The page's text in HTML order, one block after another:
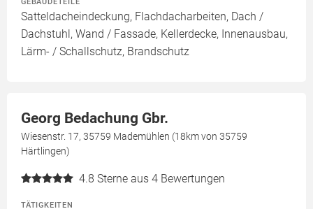
Satteldacheindeckung, Flachdacharbeiten, Dach /
Dachstuhl, Wand / Fassade, Kellerdecke, Innenausbau,
Lärm- / Schallschutz, Brandschutz
Georg Bedachung Gbr.
Wiesenstr. 17, 35759 Mademühlen (18km von 35759
Härtlingen)
4.8 Sterne aus 4 Bewertungen
TÄTIGKEITEN